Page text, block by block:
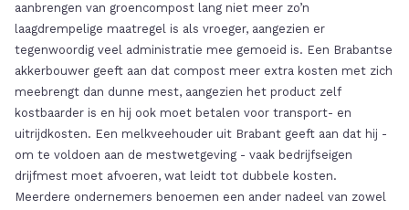
aanbrengen van groencompost lang niet meer zo’n
laagdrempelige maatregel is als vroeger, aangezien er
tegenwoordig veel administratie mee gemoeid is. Een Brabantse
akkerbouwer geeft aan dat compost meer extra kosten met zich
meebrengt dan dunne mest, aangezien het product zelf
kostbaarder is en hij ook moet betalen voor transport- en
uitrijdkosten. Een melkveehouder uit Brabant geeft aan dat hij -
om te voldoen aan de mestwetgeving - vaak bedrijfseigen
drijfmest moet afvoeren, wat leidt tot dubbele kosten.
Meerdere ondernemers benoemen een ander nadeel van zowel